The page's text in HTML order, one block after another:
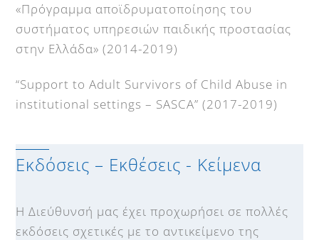
«Πρόγραμμα αποϊδρυματοποίησης του
συστήματος υπηρεσιών παιδικής προστασίας
στην Ελλάδα» (2014-2019)
“Support to Adult Survivors of Child Abuse in
institutional settings – SASCA” (2017-2019)
Εκδόσεις – Εκθέσεις - Κείμενα
Η Διεύθυνσή μας έχει προχωρήσει σε πολλές
εκδόσεις σχετικές με το αντικείμενο της